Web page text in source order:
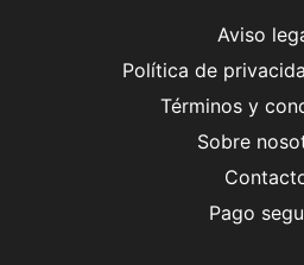
Aviso
Política de
Términos y
Sobre
Pago